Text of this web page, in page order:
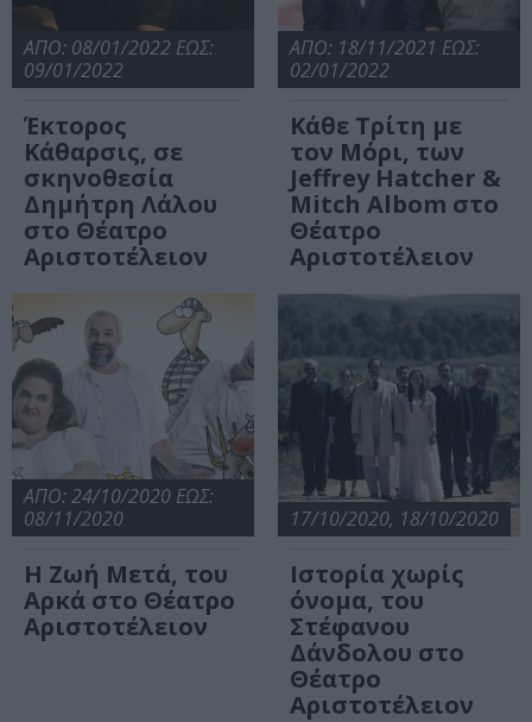
ΑΠΟ: 08/01/2022 ΕΩΣ:
09/01/2022
Έκτορος
Κάθαρσις, σε
σκηνοθεσία
Δημήτρη Λάλου
στο Θέατρο
Αριστοτέλειον
ΑΠΟ: 18/11/2021 ΕΩΣ:
02/01/2022
Κάθε Τρίτη με
τον Μόρι, των
Jeffrey Hatcher &
Mitch Albom στο
Θέατρο
Αριστοτέλειον
ΑΠΟ: 24/10/2020 ΕΩΣ:
08/11/2020
Η Ζωή Μετά, του
Αρκά στο Θέατρο
Αριστοτέλειον
17/10/2020, 18/10/2020
Ιστορία χωρίς
όνομα, του
Στέφανου
Δάνδολου στο
Θέατρο
Αριστοτέλειον